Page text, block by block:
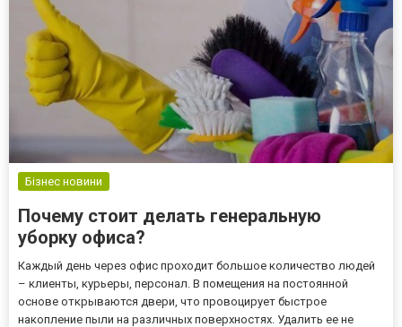
Бізнес новини
Почему стоит делать генеральную
уборку офиса?
Каждый день через офис проходит большое количество людей
– клиенты, курьеры, персонал. В помещения на постоянной
основе открываются двери, что провоцирует быстрое
накопление пыли на различных поверхностях. Удалить ее не